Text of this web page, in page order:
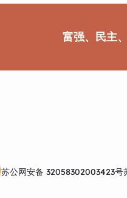
富强、民主
苏公网安备 32058302003423号